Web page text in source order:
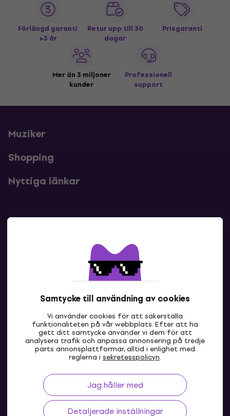
Samtycke till användning av cookies
Vi använder cookies för att säkerställa
funktionaliteten på vår webbplats. Efter att ha
gett ditt samtycke använder vi dem för att
analysera trafik och anpassa annonsering på tredje
parts annonsplattformar, alltid i enlighet med
reglerna i sekretesspolicyn.
Jag håller med
Detaljerade inställningar
Förlängd garanti
+3 år
Retur upp till 30
dagar
Prisgaranti
Mer än 3 miljoner
kunder
Professionell
support
Muziker
Shopping
Nyttiga länkar
Kontakta oss
SE